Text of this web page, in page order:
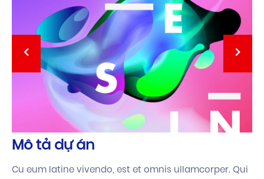
Mô tả dự án
Cu eum latine vivendo, est et omnis ullamcorper. Qui